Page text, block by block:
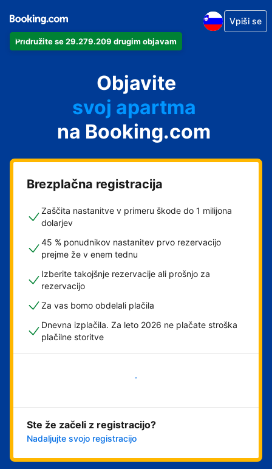
Pridružite se 29.279.209 drugim objavam
Vpiši se
Objavite
svoj apartma
svoj hotel
počitniška nastanitev
svoje gostišče
svoj B&B
na Booking.com
Brezplačna registracija
Zaščita nastanitve v primeru škode do 1 milijona
dolarjev
45 % ponudnikov nastanitev prvo rezervacijo
prejme že v enem tednu
Izberite takojšnje rezervacije ali prošnjo za
rezervacijo
Za vas bomo obdelali plačila
Dnevna izplačila. Za leto 2026 ne plačate stroška
plačilne storitve
Ste že začeli z registracijo?
Nadaljujte svojo registracijo